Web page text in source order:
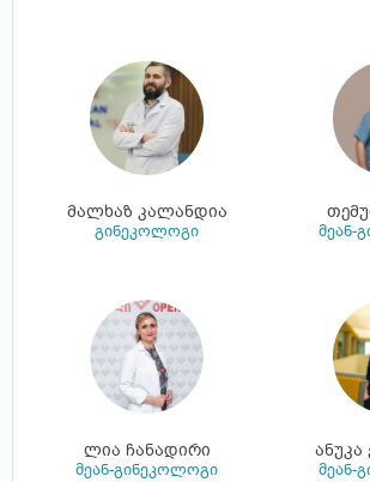
მალხაზ კალანდია
გინეკოლოგი მეან-
ლია ჩანადირი
მეან-გინეკოლოგი მეან-